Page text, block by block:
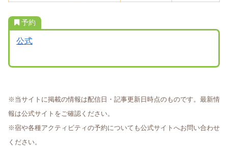
予約
公式
※当サイトに掲載の情報は配信日・記事更新日時点のものです。最新情
報は公式サイトをご確認ください。
※宿や各種アクティビティの予約についても公式サイトへお問い合わせ
ください。